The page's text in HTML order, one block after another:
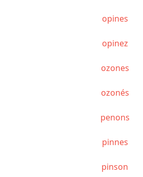
opines
opinez
ozones
ozonés
penons
pinnes
pinson